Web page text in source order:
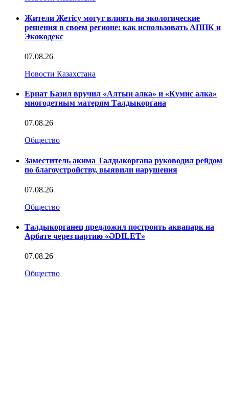
Жители Жетісу могут влиять на экологические
решения в своем регионе: как использовать АППК и
Экокодекс
07.08.26
Новости Казахстана
Ернат Базил вручил «Алтын алка» и «Кумис алка»
многодетным матерям Талдыкоргана
07.08.26
Общество
Заместитель акима Талдыкоргана руководил рейдом
по благоустройству, выявили нарушения
07.08.26
Общество
Талдыкорганец предложил построить аквапарк на
Арбате через партию «ӘDILET»
07.08.26
Общество